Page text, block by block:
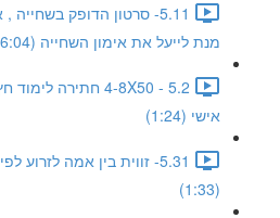
5.11- סרטון הדופק
מנת לייעל את אימון השחייה (6:04)
אישי (1:24)
(1:33)